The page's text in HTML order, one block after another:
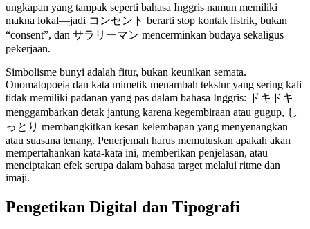
ungkapan yang tampak seperti bahasa Inggris namun memiliki
makna lokal—jadi コンセント berarti stop kontak listrik, bukan
“consent”, dan サラリーマン mencerminkan budaya sekaligus
pekerjaan.
Simbolisme bunyi adalah fitur, bukan keunikan semata.
Onomatopoeia dan kata mimetik menambah tekstur yang sering kali
tidak memiliki padanan yang pas dalam bahasa Inggris: ドキドキ
menggambarkan detak jantung karena kegembiraan atau gugup, し
っとり membangkitkan kesan kelembapan yang menyenangkan
atau suasana tenang. Penerjemah harus memutuskan apakah akan
mempertahankan kata-kata ini, memberikan penjelasan, atau
menciptakan efek serupa dalam bahasa target melalui ritme dan
imaji.
Pengetikan Digital dan Tipografi